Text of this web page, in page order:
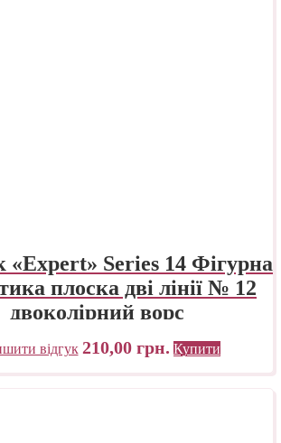
«Expert» Series 14 Фігурна
плоска дві лінії № 12
двоколірний ворс
відгук 210,00 грн. Купити